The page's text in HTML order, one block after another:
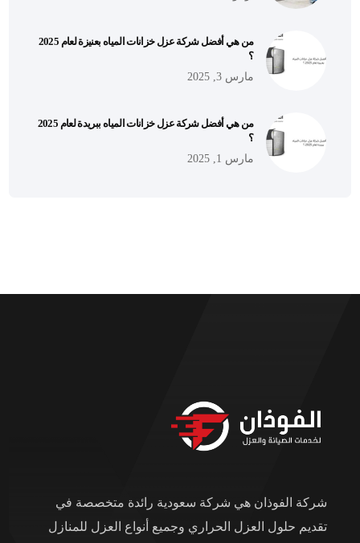
من هي أفضل شركة عزل خزانات المياه بعنيزة لعام 2025
؟
مارس 3, 2025
من هي أفضل شركة عزل خزانات المياه ببريدة لعام 2025
؟
مارس 1, 2025
شركة الفوذان هي شركة سعودية رائدة متخصصة في
تقديم حلول العزل الحراري وجميع أنواع العزل للمنازل